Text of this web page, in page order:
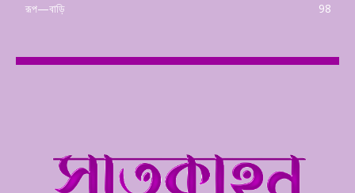
রূপ—বাড়ি
98